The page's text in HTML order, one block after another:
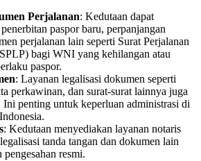
Perjalanan: Kedutaan dapat
paspor baru, perpanjangan
perjalanan lain seperti Surat Perjalanan
bagi WNI yang kehilangan atau
paspor.
: Layanan legalisasi dokumen seperti
perkawinan, dan surat-surat lainnya juga
penting untuk keperluan administrasi di
: Kedutaan menyediakan layanan notaris
tanda tangan dan dokumen lain
resmi.